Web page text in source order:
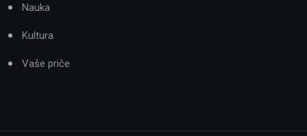
Nauka
Kultura
Vaše priče